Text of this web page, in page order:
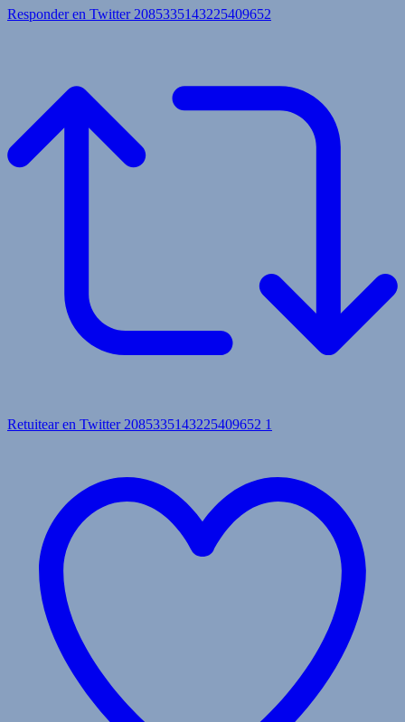
Responder en Twitter 2085335143225409652
Retuitear en Twitter 2085335143225409652 1